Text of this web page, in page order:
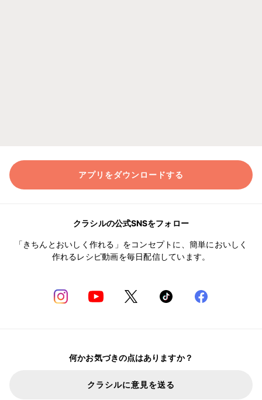
アプリをダウンロードする
クラシルの公式SNSをフォロー
「きちんとおいしく作れる」をコンセプトに、簡単においしく
作れるレシピ動画を毎日配信しています。
何かお気づきの点はありますか？
クラシルに意見を送る